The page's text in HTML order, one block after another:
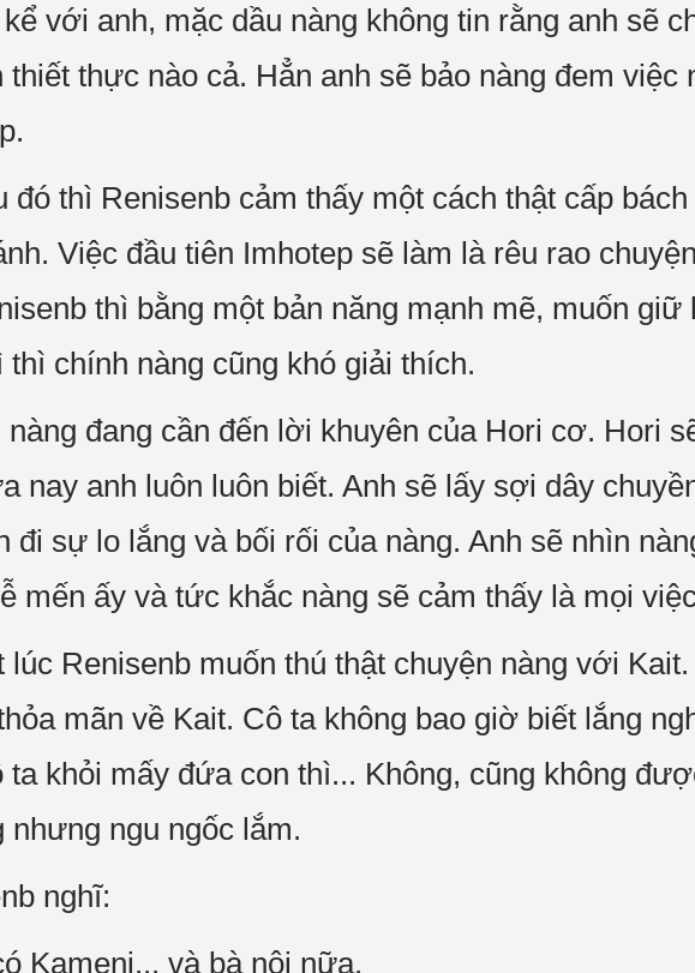
với anh, mặc dầu nàng không tin rằng anh sẽ
thiết thực nào cả. Hẳn anh sẽ bảo nàng đem việc
đó thì Renisenb cảm thấy một cách thật cấp
Việc đầu tiên Imhotep sẽ làm là rêu rao
thì bằng một bản năng mạnh mẽ, muốn
thì chính nàng cũng khó giải thích.
nàng đang cần đến lời khuyên của Hori cơ. Hori
nay anh luôn luôn biết. Anh sẽ lấy sợi dây
đi sự lo lắng và bối rối của nàng. Anh sẽ nhìn
mến ấy và tức khắc nàng sẽ cảm thấy là mọi
lúc Renisenb muốn thú thật chuyện nàng với
mãn về Kait. Cô ta không bao giờ biết lắng
ta khỏi mấy đứa con thì... Không, cũng không
nhưng ngu ngốc lắm.
nghĩ:
Kameni... và bà nội nữa.